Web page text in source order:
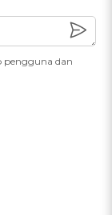
pengguna dan